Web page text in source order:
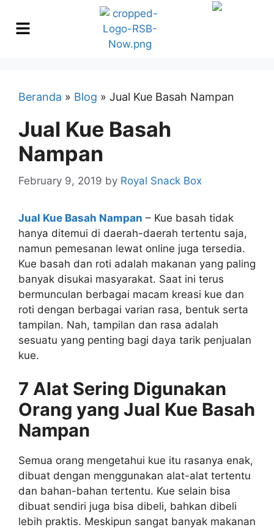
Beranda » Blog » Jual Kue Basah Nampan
Jual Kue Basah
Nampan
February 9, 2019 by Royal Snack Box
Jual Kue Basah Nampan – Kue basah tidak
hanya ditemui di daerah-daerah tertentu saja,
namun pemesanan lewat online juga tersedia.
Kue basah dan roti adalah makanan yang paling
banyak disukai masyarakat. Saat ini terus
bermunculan berbagai macam kreasi kue dan
roti dengan berbagai varian rasa, bentuk serta
tampilan. Nah, tampilan dan rasa adalah
sesuatu yang penting bagi daya tarik penjualan
kue.
7 Alat Sering Digunakan
Orang yang Jual Kue Basah
Nampan
Semua orang mengetahui kue itu rasanya enak,
dibuat dengan menggunakan alat-alat tertentu
dan bahan-bahan tertentu. Kue selain bisa
dibuat sendiri juga bisa dibeli, bahkan dibeli
lebih praktis. Meskipun sangat banyak makanan